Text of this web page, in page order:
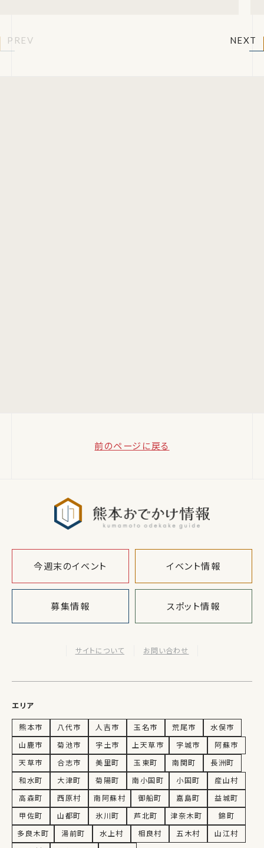
PREV NEXT
前のページに戻る
今週末のイベント イベント情報
募集情報 スポット情報
サイトについて お問い合わせ
エリア
熊本市 八代市 人吉市 玉名市 荒尾市
水俣市
山鹿市
菊池市 宇土市 上天草市 宇城市
阿蘇市
天草市
合志市 美里町 玉東町 南関町
長洲町
和水町
大津町 菊陽町 南小国町 小国町
産山村
高森町
西原村 南阿蘇村 御船町 嘉島町
益城町
甲佐町
山都町 氷川町 芦北町 津奈木町
錦町
多良木町
湯前町 水上村 相良村 五木村
山江村